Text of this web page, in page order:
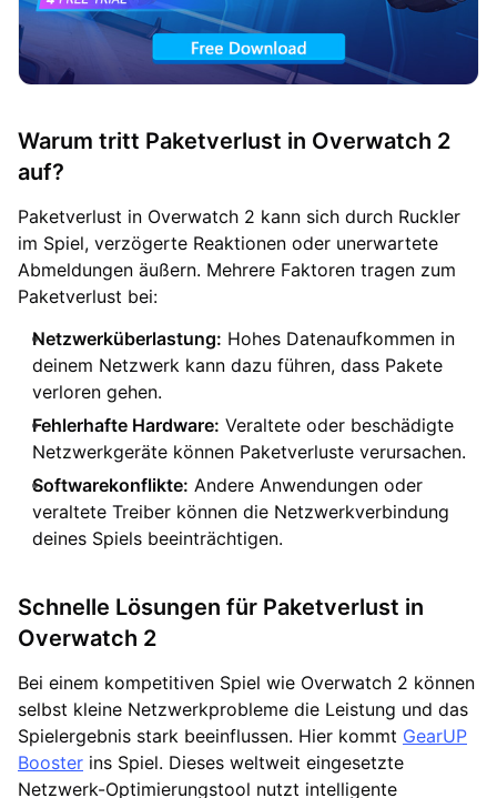
Warum tritt Paketverlust in Overwatch 2
auf?
Paketverlust in Overwatch 2 kann sich durch Ruckler
im Spiel, verzögerte Reaktionen oder unerwartete
Abmeldungen äußern. Mehrere Faktoren tragen zum
Paketverlust bei:
Netzwerküberlastung: Hohes Datenaufkommen in
deinem Netzwerk kann dazu führen, dass Pakete
verloren gehen.
Fehlerhafte Hardware: Veraltete oder beschädigte
Netzwerkgeräte können Paketverluste verursachen.
Softwarekonflikte: Andere Anwendungen oder
veraltete Treiber können die Netzwerkverbindung
deines Spiels beeinträchtigen.
Schnelle Lösungen für Paketverlust in
Overwatch 2
Bei einem kompetitiven Spiel wie Overwatch 2 können
selbst kleine Netzwerkprobleme die Leistung und das
Spielergebnis stark beeinflussen. Hier kommt GearUP
Booster ins Spiel. Dieses weltweit eingesetzte
Netzwerk-Optimierungstool nutzt intelligente